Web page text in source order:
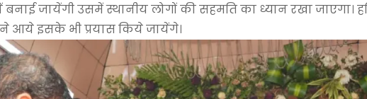
जायेंगी उसमें स्थानीय लोगों की सहमति का ध्यान रखा जाएगा।
आये इसके भी प्रयास किये जायेंगे।